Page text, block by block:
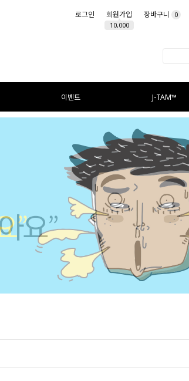
로그인 회원가입
10,000
장바구니 0
이벤트 J-TAM™